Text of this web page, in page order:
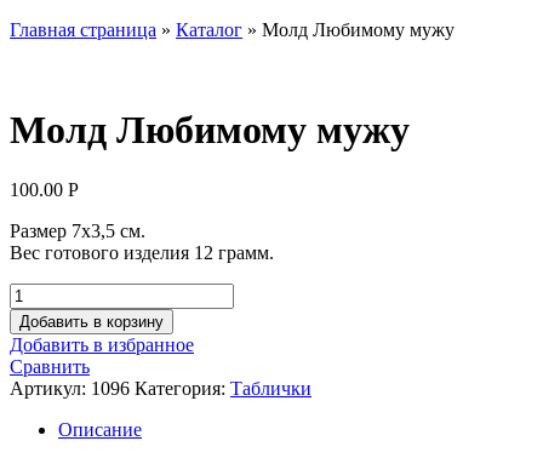
Главная страница » Каталог » Молд Любимому мужу
Молд Любимому мужу
100.00 Р
Размер 7х3,5 см.
Вес готового изделия 12 грамм.
Количество
товара
Молд
Любимому
мужу
Добавить в корзину
Добавить в избранное
Сравнить
Артикул: 1096 Категория: Таблички
Описание